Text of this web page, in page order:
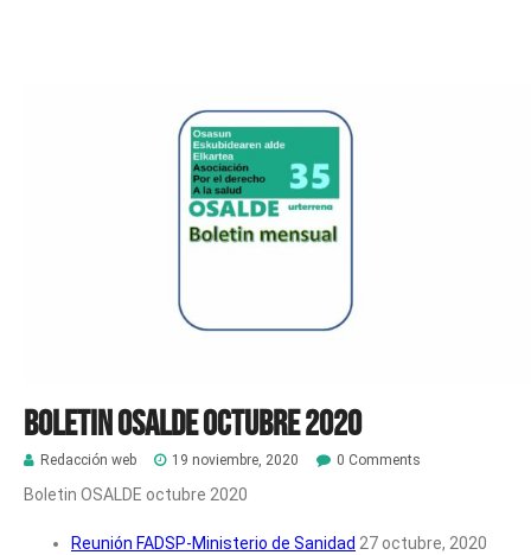
Boletin Osalde octubre 2020
Redacción web 19 noviembre, 2020 0 Comments
Boletin OSALDE octubre 2020
Reunión FADSP-Ministerio de Sanidad 27 octubre, 2020